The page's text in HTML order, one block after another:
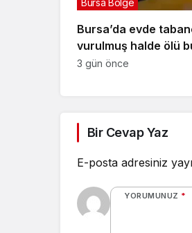
Bursa’da evde
vurulmuş halde ölü
Bursa Bölge
3 gün önce
Bir Cevap Yaz
E-posta adresiniz
YORUMUNUZ *